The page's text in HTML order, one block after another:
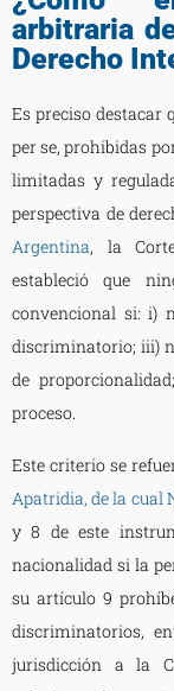
arbitraria
Derecho
Es preciso destacar
per se, prohibidas
limitadas y
perspectiva de
Argentina, la
estableció que
convencional si: i)
discriminatorio; iii)
de
proceso.
Este criterio se
Apatridia, de la cual
y 8 de este
nacionalidad si la
su artículo 9
discriminatorios,
jurisdicción a la